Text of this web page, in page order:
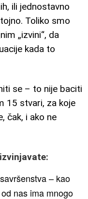
ili jednostavno
Toliko smo
„izvini“, da
kada to
se – to nije baciti
15 stvari, za koje
čak, i ako ne
– kao
nas ima mnogo